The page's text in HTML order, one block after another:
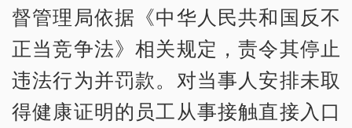
督管理局依据《中华人民共和国反不
正当竞争法》相关规定，责令其停止
违法行为并罚款。对当事人安排未取
得健康证明的员工从事接触直接入口